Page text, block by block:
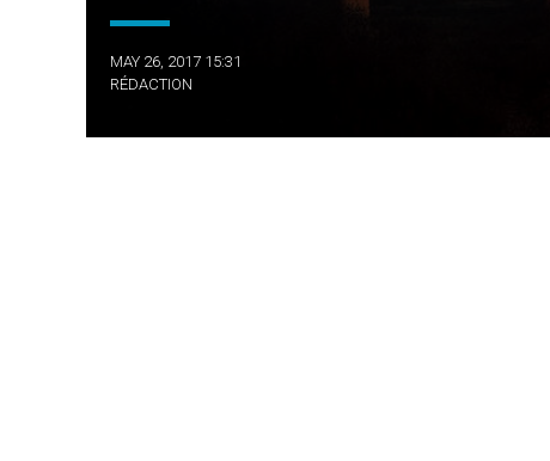
MAY 26, 2017 15:31
RÉDACTION